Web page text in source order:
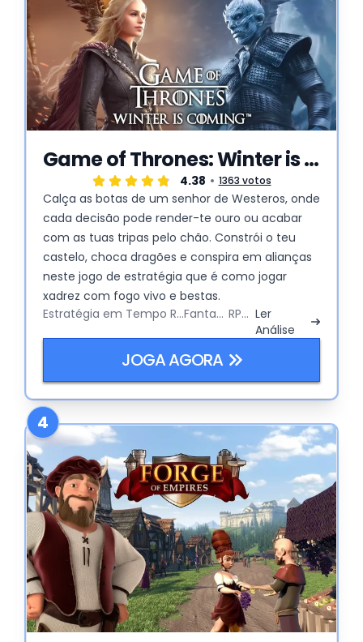
Game of Thrones: Winter is Coming
4.38 1363 votos
Calça as botas de um senhor de Westeros, onde
cada decisão pode render-te ouro ou acabar
com as tuas tripas pelo chão. Constrói o teu
castelo, choca dragões e conspira em alianças
neste jogo de estratégia que é como jogar
xadrez com fogo vivo e bestas.
Estratégia em Tempo Real
Fantasia RPG Ler
Análise
JOGA AGORA
4